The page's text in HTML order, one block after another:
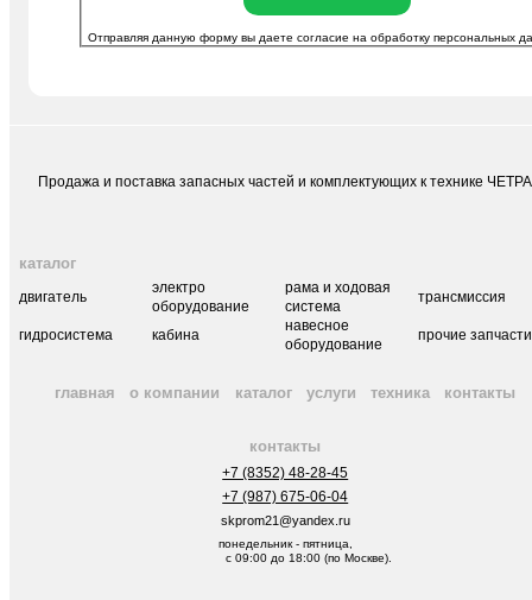
Отправляя данную форму вы даете согласие наобработку персональных
Продажа и поставка запасных частей и комплектующих к технике ЧЕТРА
каталог
двигатель
электро
оборудование
рама и ходовая
система
трансмиссия
гидросистема кабина
навесное
оборудование
прочие запчасти
главная о компании каталог услуги техника контакты
контакты
+7 (8352) 48-28-45
+7 (987) 675-06-04
skprom21@yandex.ru
понедельник - пятница,
с 09:00 до 18:00 (по Москве).